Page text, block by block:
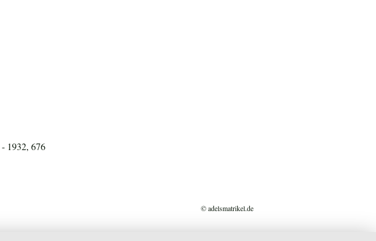
- 1932, 676
© adelsmatrikel.de